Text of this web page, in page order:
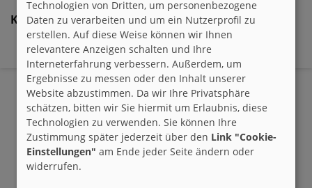
Kommentare:
- Keine Kommentare zu diesem Eintrag -
Technologien von Dritten, um personenbezogene
Daten zu verarbeiten und um ein Nutzerprofil zu
erstellen. Auf diese Weise können wir Ihnen
relevantere Anzeigen schalten und Ihre
Interneterfahrung verbessern. Außerdem, um
Ergebnisse zu messen oder den Inhalt unserer
Website abzustimmen. Da wir Ihre Privatsphäre
schätzen, bitten wir Sie hiermit um Erlaubnis, diese
Technologien zu verwenden. Sie können Ihre
Zustimmung später jederzeit über den Link "Cookie-
Einstellungen" am Ende jeder Seite ändern oder
widerrufen.